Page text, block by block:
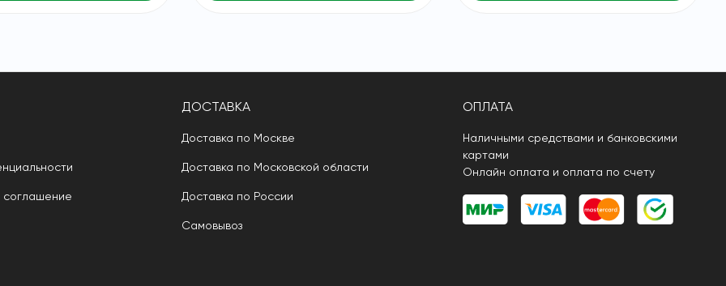
соглашение
ДОСТАВКА
Доставка по Москве
Доставка по Московской области
Доставка по России
Самовывоз
ОПЛАТА
Наличными средствами и банковскими
картами
Онлайн оплата и оплата по счету